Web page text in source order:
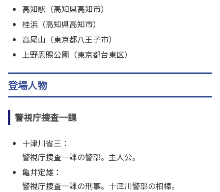
高知駅（高知県高知市）
桂浜（高知県高知市）
高尾山（東京都八王子市）
上野恩賜公園（東京都台東区）
登場人物
警視庁捜査一課
十津川省三：
警視庁捜査一課の警部。主人公。
亀井定雄：
警視庁捜査一課の刑事。十津川警部の相棒。